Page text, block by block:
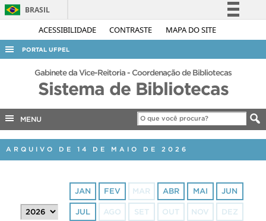
ACESSIBILIDADE CONTRASTE MAPA DO SITE
BRASIL
Simplifique!
Acesso à informação
Canais
PORTAL UFPEL
ACESSO À INFORMAÇÃO
AUDITORIA
COBALTO
CONCURSOS
EDITAIS
PORTARIAS
Gabinete da Vice-Reitoria - Coordenação de Bibliotecas
Sistema de Bibliotecas
MENU
ARQUIVO DE 14 DE MAIO DE 2026
JAN FEV MAR ABR MAI JUN
JUL AGO SET OUT NOV DEZ